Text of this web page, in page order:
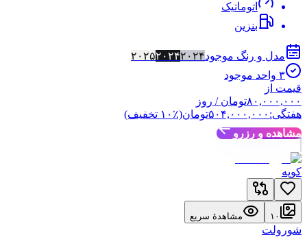
اتوماتیک
بنزین
مدل و رنگ موجود ۲۰۲۵۲۰۲۴۲۰۲۴
۳ واحد موجود
قیمت از
۸۰,۰۰۰,۰۰۰تومان / روز
هفتگی: ۵۰۴,۰۰۰,۰۰۰تومان(٪ ۱۰ تخفیف)
مشاهده و رزرو
کوپه
۱۰ مشاهدهٔ سریع
شورولت